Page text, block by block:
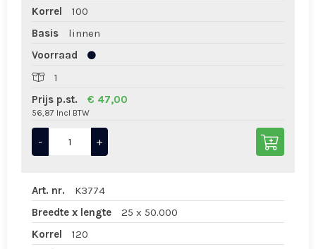
Korrel
100
Basis
linnen
Voorraad
1
Prijs p.st.
€ 47,00
56,87 Incl BTW
- +
Art. nr.
K3774
Breedte x lengte
25 x 50.000
Korrel
120